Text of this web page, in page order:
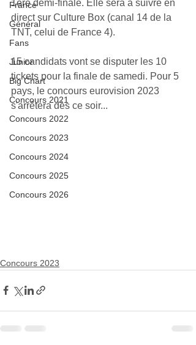
France
Général
Fans
Junior
Big Chart
Concours 2021
Concours 2022
Concours 2023
Concours 2024
Concours 2025
Concours 2026
1ère demi-finale. Elle sera à suivre en
direct sur Culture Box (canal 14 de la
TNT, celui de France 4).
15 candidats vont se disputer les 10
tickets pour la finale de samedi. Pour 5
pays, le concours eurovision 2023
s'arrêtera dès ce soir...
Concours 2023